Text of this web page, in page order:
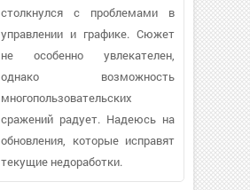
столкнулся с проблемами в
управлении и графике. Сюжет
не особенно увлекателен,
однако возможность
многопользовательских
сражений радует. Надеюсь на
обновления, которые исправят
текущие недоработки.